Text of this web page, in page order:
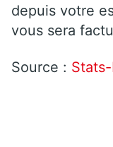
depuis votre
vous sera
Source :